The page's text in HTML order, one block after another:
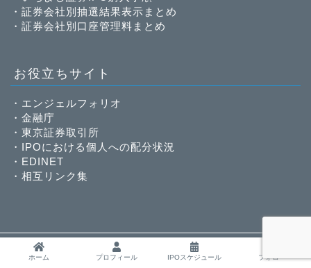
・ 証券会社別抽選結果表示まとめ
・ 証券会社別口座管理料まとめ
お役立ちサイト
・ エンジェルフォリオ
・ 金融庁
・ 東京証券取引所
・ IPOにおける個人への配分状況
・ EDINET
・ 相互リンク集
プライバシーポリシー 免責事項
ホーム プロフィール IPOスケジュール フォロー